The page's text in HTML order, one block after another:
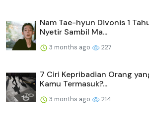
Nam Tae-hyun Divonis 1
Nyetir Sambil Ma...
3 months ago 227
7 Ciri Kepribadian Orang
Kamu Termasuk?...
3 months ago 214